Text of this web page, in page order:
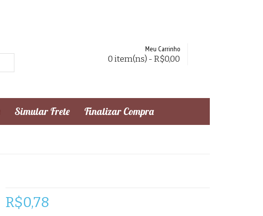
Meu Carrinho
0 item(ns) - R$0,00
Simular Frete Finalizar Compra
R$0,78